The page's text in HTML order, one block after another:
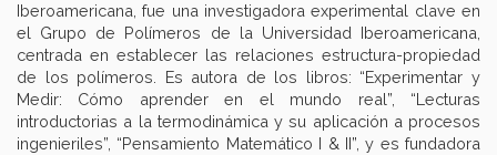
Iberoamericana, fue una investigadora experimental clave en
el Grupo de Polímeros de la Universidad Iberoamericana,
centrada en establecer las relaciones estructura-propiedad
de los polímeros. Es autora de los libros: “Experimentar y
Medir: Cómo aprender en el mundo real”, “Lecturas
introductorias a la termodinámica y su aplicación a procesos
ingenieriles”, “Pensamiento Matemático I & II”, y es fundadora